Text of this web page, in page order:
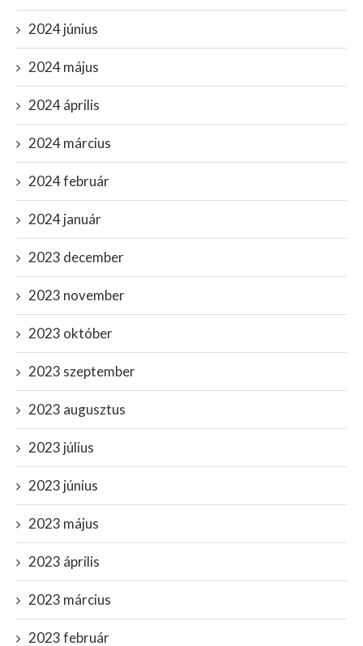
2024 június
2024 május
2024 április
2024 március
2024 február
2024 január
2023 december
2023 november
2023 október
2023 szeptember
2023 augusztus
2023 július
2023 június
2023 május
2023 április
2023 március
2023 február